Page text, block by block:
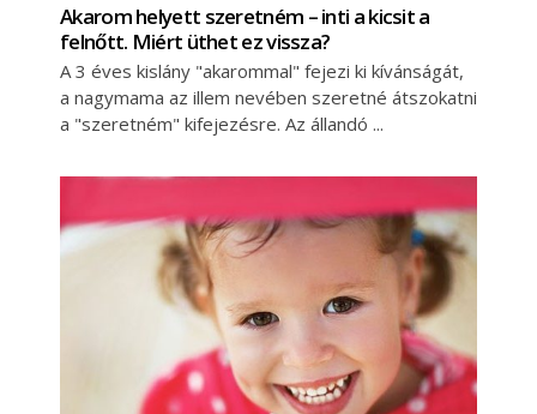
Akarom helyett szeretném – inti a kicsit a
felnőtt. Miért üthet ez vissza?
A 3 éves kislány "akarommal" fejezi ki kívánságát,
a nagymama az illem nevében szeretné átszokatni
a "szeretném" kifejezésre. Az állandó